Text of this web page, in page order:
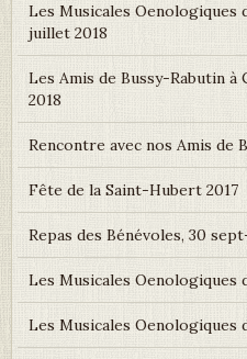
Les Musicales Oenologiques
juillet 2018
Les Amis de Bussy-Rabutin à
2018
Rencontre avec nos Amis de
Fête de la Saint-Hubert 2017
Repas des Bénévoles, 30
Les Musicales Oenologiques
Les Musicales Oenologiques